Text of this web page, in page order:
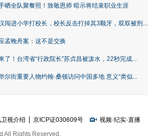
晒全队聚餐照！致敬恩师 暗示将结束职业生涯
闯进小学打校长，校长反击打掉其3颗牙，双双被刑...
孟晚舟案：这不是交换
了！台湾省“行政院长”苏贞昌被泼水，22秒完成...
尔街重要人物约翰·桑顿访问中国多地 意义“类似...
视介绍 京ICP证030609号 视频·纪实·直播
All Rights Reserved.